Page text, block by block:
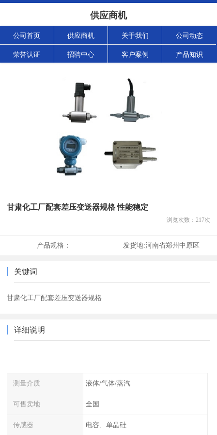
供应商机
公司首页 供应商机 关于我们 公司动态
荣誉认证 招聘中心 客户案例 产品知识
甘肃化工厂配套差压变送器规格 性能稳定
浏览次数： 217次
产品规格： 发货地:河南省郑州中原区
关键词
甘肃化工厂配套差压变送器规格
详细说明
测量介质 液体/气体/蒸汽
可售卖地 全国
传感器 电容、单晶硅